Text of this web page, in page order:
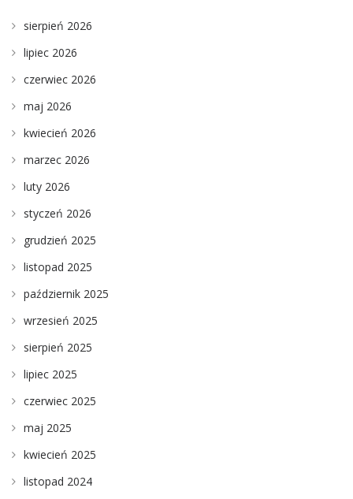
sierpień 2026
lipiec 2026
czerwiec 2026
maj 2026
kwiecień 2026
marzec 2026
luty 2026
styczeń 2026
grudzień 2025
listopad 2025
październik 2025
wrzesień 2025
sierpień 2025
lipiec 2025
czerwiec 2025
maj 2025
kwiecień 2025
listopad 2024